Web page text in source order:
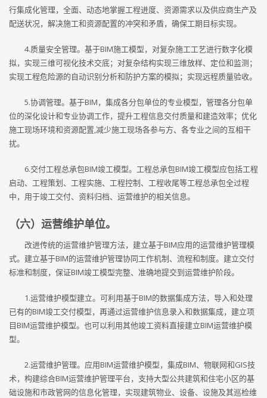
行集成化管理，全面、动态地掌握工程进度、资源需求以及供应商生产及
配送状况，解决施工和资源配置的冲突和矛盾，确保工期目标实现。
4.质量安全管理。基于BIM施工模型，对复杂施工工艺进行数字化模
拟，实现三维可视化技术交底；对复杂结构实现三维放样、定位和监测；
实现工程危险源的自动识别分析和防护方案的模拟；实现远程质量验收。
5.协调管理。基于BIM，集成各分包单位的专业模型，管理各分包单
位的深化设计和专业协调工作，提升工程信息交付质量和建造效率；优化
施工现场环境和资源配置,减少施工现场各参与方、各专业之间的互相干
扰。
6.交付工程总承包BIM竣工模型。工程总承包BIM竣工模型应包括工程
启动、工程策划、工程实施、工程控制、工程收尾等工程总承包全过程
中，用于竣工交付、资料归档、运营维护的相关信息。
（六）运营维护单位。
改进传统的运营维护管理方法，建立基于BIM应用的运营维护管理模
式。建立基于BIM的运营维护管理协同工作机制、流程和制度。建立交付
标准和制度，保证BIM竣工模型完整、准确地提交到运营维护阶段。
1.运营维护模型建立。可利用基于BIM的数据集成方法，导入和处理
已有的BIM竣工交付模型，再通过运营维护信息录入和数据集成，建立项
目BIM运营维护模型。也可以利用其他竣工资料直接建立BIM运营维护模
型。
2.运营维护管理。应用BIM运营维护模型，集成BIM、物联网和GIS技
术，构建综合BIM运营维护管理平台，支持大型公共建筑和住宅小区的基
础设施和市政管网的信息化管理，实现建筑物业、设备、设施及其巡检维